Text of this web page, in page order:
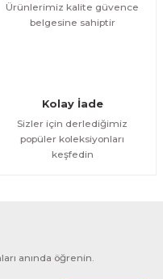
Ürünlerimiz kalite güvence
belgesine sahiptir
Kolay İade
Sizler için derlediğimiz
popüler koleksiyonları
keşfedin
anında öğrenin.